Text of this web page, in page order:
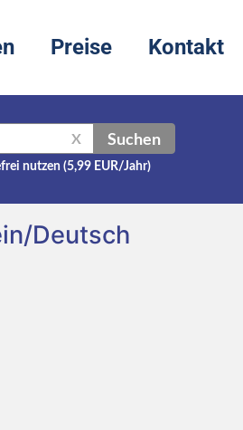
Preise Kontakt
X Suchen
nutzen (5,99 EUR/Jahr)
Deutsch